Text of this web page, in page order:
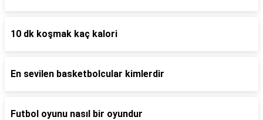
10 dk koşmak kaç kalori
En sevilen basketbolcular kimlerdir
Futbol oyunu nasıl bir oyundur